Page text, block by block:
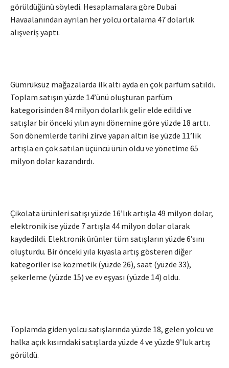
görüldüğünü söyledi. Hesaplamalara göre Dubai
Havaalanından ayrılan her yolcu ortalama 47 dolarlık
alışveriş yaptı.
Gümrüksüz mağazalarda ilk altı ayda en çok parfüm satıldı.
Toplam satışın yüzde 14’ünü oluşturan parfüm
kategorisinden 84 milyon dolarlık gelir elde edildi ve
satışlar bir önceki yılın aynı dönemine göre yüzde 18 arttı.
Son dönemlerde tarihi zirve yapan altın ise yüzde 11’lik
artışla en çok satılan üçüncü ürün oldu ve yönetime 65
milyon dolar kazandırdı.
Çikolata ürünleri satışı yüzde 16’lık artışla 49 milyon dolar,
elektronik ise yüzde 7 artışla 44 milyon dolar olarak
kaydedildi. Elektronik ürünler tüm satışların yüzde 6’sını
oluşturdu. Bir önceki yıla kıyasla artış gösteren diğer
kategoriler ise kozmetik (yüzde 26), saat (yüzde 33),
şekerleme (yüzde 15) ve ev eşyası (yüzde 14) oldu.
Toplamda giden yolcu satışlarında yüzde 18, gelen yolcu ve
halka açık kısımdaki satışlarda yüzde 4 ve yüzde 9’luk artış
görüldü.